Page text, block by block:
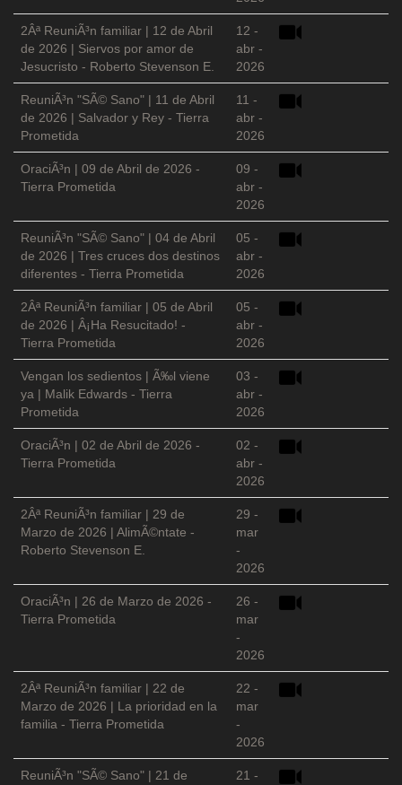
2Âª ReuniÃ³n familiar | 12 de Abril
de 2026 | Siervos por amor de
Jesucristo - Roberto Stevenson E.
12 -
abr -
2026
ReuniÃ³n "SÃ© Sano" | 11 de Abril
de 2026 | Salvador y Rey - Tierra
Prometida
11 -
abr -
2026
OraciÃ³n | 09 de Abril de 2026 -
Tierra Prometida
09 -
abr -
2026
ReuniÃ³n "SÃ© Sano" | 04 de Abril
de 2026 | Tres cruces dos destinos
diferentes - Tierra Prometida
05 -
abr -
2026
2Âª ReuniÃ³n familiar | 05 de Abril
de 2026 | Â¡Ha Resucitado! -
Tierra Prometida
05 -
abr -
2026
Vengan los sedientos | Ã‰l viene
ya | Malik Edwards - Tierra
Prometida
03 -
abr -
2026
OraciÃ³n | 02 de Abril de 2026 -
Tierra Prometida
02 -
abr -
2026
2Âª ReuniÃ³n familiar | 29 de
Marzo de 2026 | AlimÃ©ntate -
Roberto Stevenson E.
29 -
mar
-
2026
OraciÃ³n | 26 de Marzo de 2026 -
Tierra Prometida
26 -
mar
-
2026
2Âª ReuniÃ³n familiar | 22 de
Marzo de 2026 | La prioridad en la
familia - Tierra Prometida
22 -
mar
-
2026
ReuniÃ³n "SÃ© Sano" | 21 de
21 -